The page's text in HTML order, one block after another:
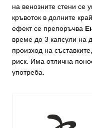
на венозните стени се
кръвоток в долните
ефект се препоръчва
време до 3 капсули на
произход на
риск. Има отлична
употреба.